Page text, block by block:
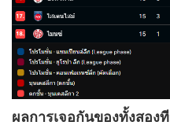
ผลการเจอกันของทั้งสอง